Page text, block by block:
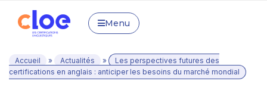
Menu
Accueil » Actualités »
Les perspectives futures des
certifications en anglais : anticiper les besoins du marché mondial